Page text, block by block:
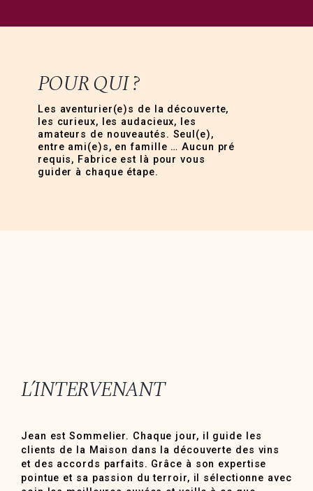
POUR QUI ?
Les aventurier(e)s de la découverte,
les curieux, les audacieux, les
amateurs de nouveautés. Seul(e),
entre ami(e)s, en famille … Aucun pré
requis, Fabrice est là pour vous
guider à chaque étape.
L’INTERVENANT
Jean est Sommelier. Chaque jour, il guide les
clients de la Maison dans la découverte des vins
et des accords parfaits. Grâce à son expertise
pointue et sa passion du terroir, il sélectionne avec